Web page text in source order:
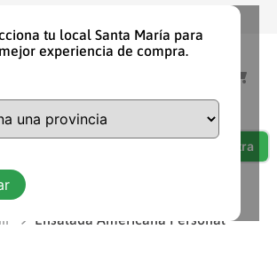
tu local Santa María para
experiencia de compra.
verduras y legumbres
Ensalada Americana Personal